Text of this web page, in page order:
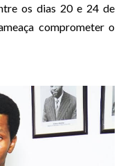
os dias 20 e 24 de
comprometer o